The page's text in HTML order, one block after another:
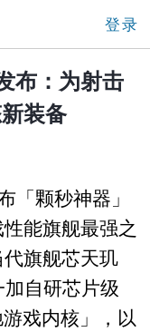
登录
布：为射击
装备
「颗秒神器」
能旗舰最强之
旗舰芯天玑
自研芯片级
戏内核」，以